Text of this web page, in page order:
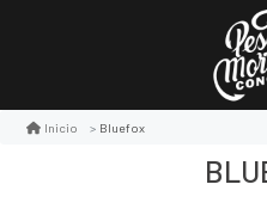
Inicio Bluefox